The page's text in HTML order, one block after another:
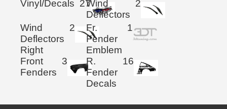
Vinyl/Decals 27Wind
Deflectors
2
Wind
Deflectors
Right
2
Fr.
Fender
Emblem
1
Front
Fenders
3
R.
Fender
Decals
16